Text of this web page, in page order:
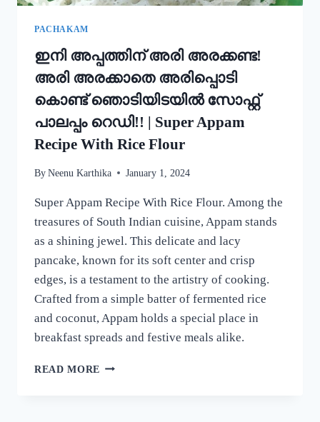
PACHAKAM
ഇനി അപ്പത്തിന് അരി അരക്കണ്ട!
അരി അരക്കാതെ അരിപ്പൊടി
കൊണ്ട് ഞൊടിയിടയിൽ സോഫ്റ്റ്
പാലപ്പം റെഡി!! | Super Appam
Recipe With Rice Flour
By Neenu Karthika January 1, 2024
Super Appam Recipe With Rice Flour. Among the
treasures of South Indian cuisine, Appam stands
as a shining jewel. This delicate and lacy
pancake, known for its soft center and crisp
edges, is a testament to the artistry of cooking.
Crafted from a simple batter of fermented rice
and coconut, Appam holds a special place in
breakfast spreads and festive meals alike.
READ MORE ഇനി